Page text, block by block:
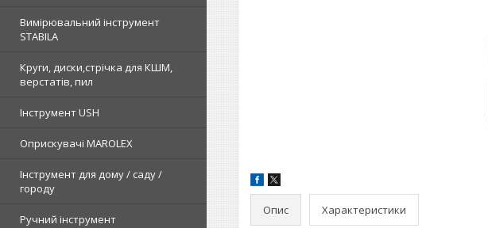
Вимірювальний інструмент
STABILA
Круги, диски,стрічка для КШМ,
верстатів, пил
Інструмент USH
Оприскувачі MAROLEX
Інструмент для дому / саду /
городу
Ручний інструмент
Опис Характеристики